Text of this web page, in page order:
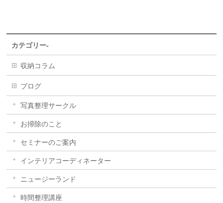
カテゴリー-
収納コラム
ブログ
写真整理サークル
お掃除のこと
セミナーのご案内
インテリアコーディネーター
ニュージーランド
時間整理講座